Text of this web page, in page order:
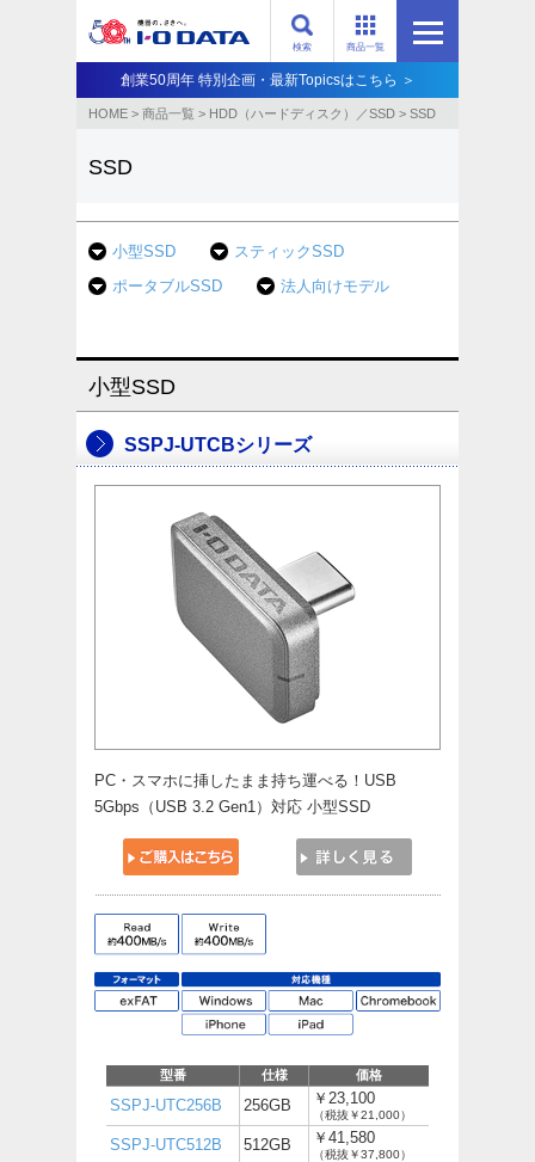
商品一覧
検索
創業50周年 特別企画・最新Topicsはこちら ＞
HOME > 商品一覧 > HDD（ハードディスク）／SSD > SSD
SSD
小型SSD
スティックSSD
ポータブルSSD
法人向けモデル
小型SSD
SSPJ-UTCBシリーズ
PC・スマホに挿したまま持ち運べる！USB
5Gbps（USB 3.2 Gen1）対応 小型SSD
型番 仕様 価格
SSPJ-UTC256B 256GB ￥23,100
（税抜￥21,000）
SSPJ-UTC512B 512GB ￥41,580
（税抜￥37,800）